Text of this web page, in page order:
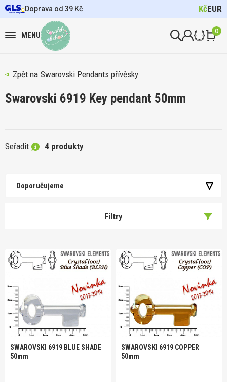
Doprava od 39 Kč KčEUR
MENU 0
Swarovski Pendants přívěsky
Swarovski 6919 Key pendant 50mm
Seřadit 4 produkty
Doporučujeme
Filtry
SWAROVSKI 6919 BLUE SHADE
50mm
SWAROVSKI 6919 COPPER
50mm